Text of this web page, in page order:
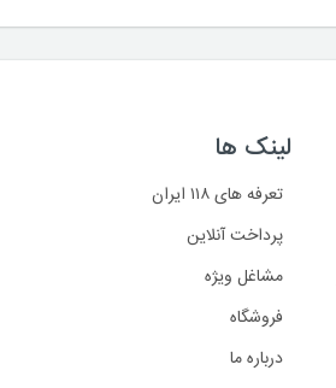
لینک ها
تعرفه های ۱۱۸ ایران
پرداخت آنلاین
مشاغل ویژه
فروشگاه
درباره ما